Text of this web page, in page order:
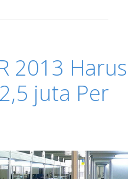
2013 Harus
juta Per